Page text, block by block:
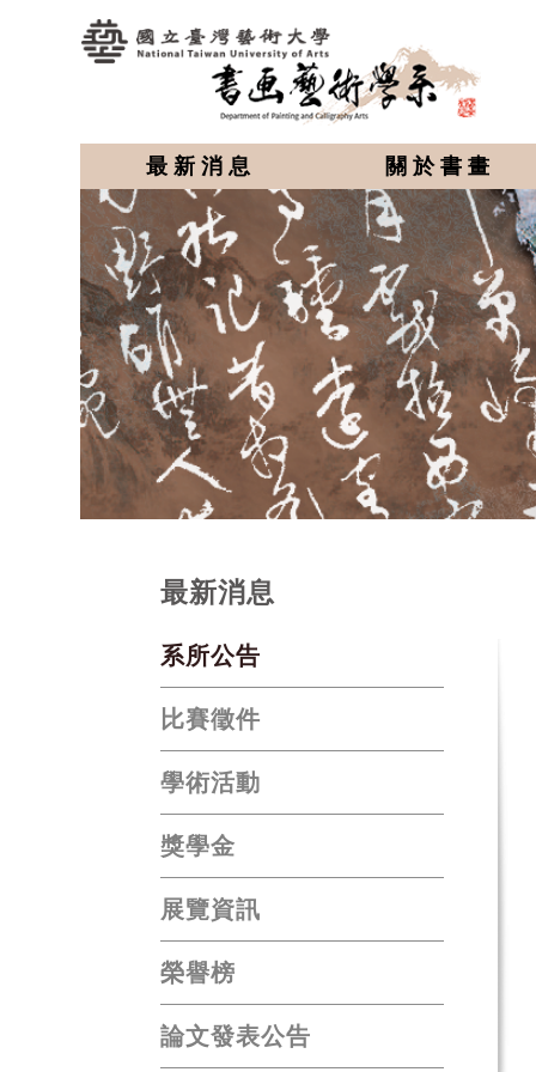
最新消息 關於書畫
最新消息
系所公告
比賽徵件
學術活動
獎學金
展覽資訊
榮譽榜
論文發表公告